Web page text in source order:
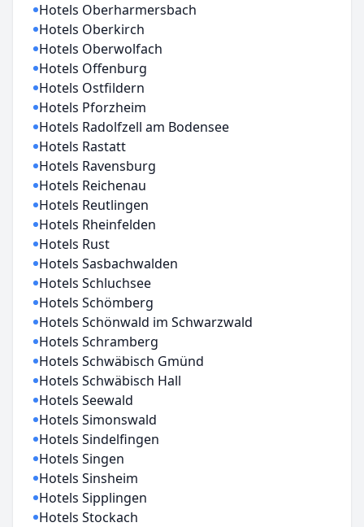
Hotels Oberharmersbach
Hotels Oberkirch
Hotels Oberwolfach
Hotels Offenburg
Hotels Ostfildern
Hotels Pforzheim
Hotels Radolfzell am Bodensee
Hotels Rastatt
Hotels Ravensburg
Hotels Reichenau
Hotels Reutlingen
Hotels Rheinfelden
Hotels Rust
Hotels Sasbachwalden
Hotels Schluchsee
Hotels Schömberg
Hotels Schönwald im Schwarzwald
Hotels Schramberg
Hotels Schwäbisch Gmünd
Hotels Schwäbisch Hall
Hotels Seewald
Hotels Simonswald
Hotels Sindelfingen
Hotels Singen
Hotels Sinsheim
Hotels Sipplingen
Hotels Stockach